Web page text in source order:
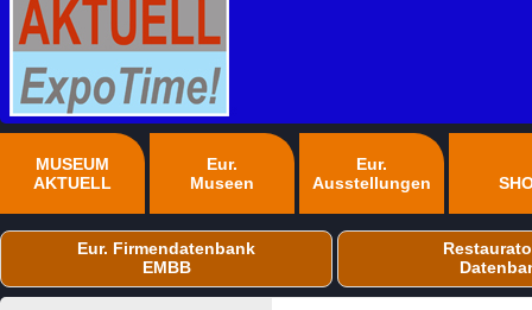
MUSEUM
AKTUELL
Eur.
Museen
Eur.
Ausstellungen
Eur. Firmendatenbank
EMBB